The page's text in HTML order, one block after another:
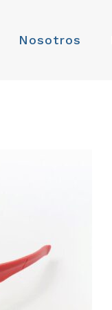
Nosotros